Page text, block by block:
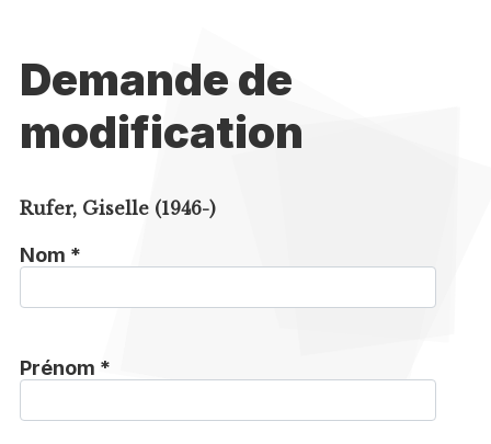
Demande de
modification
Rufer, Giselle (1946-)
Nom *
Prénom *